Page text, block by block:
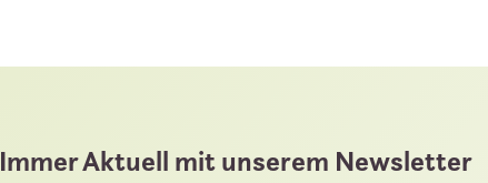
Immer Aktuell mit unserem Newsletter